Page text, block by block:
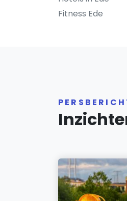
Fitness Ede